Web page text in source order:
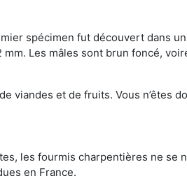
spécimen fut découvert dans un
Les mâles sont brun foncé,
et de fruits. Vous n’êtes
les fourmis charpentières ne se
en France.